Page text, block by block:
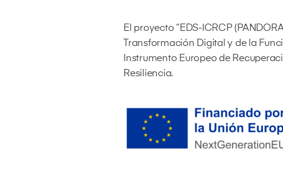
El proyecto “EDS-ICRCP
Transformación Digital y de la
Instrumento Europeo de
Resiliencia.